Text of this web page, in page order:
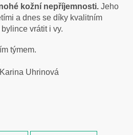
kožní nepříjemnosti. Jeho
a dnes se díky kvalitním
vrátit i vy.
týmem.
Uhrinová